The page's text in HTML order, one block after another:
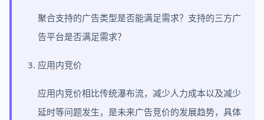
聚合支持的广告类型是否能满足需求？支持的三方广
告平台是否满足需求？
应用内竞价
应用内竞价相比传统瀑布流，减少人力成本以及减少
延时等问题发生，是未来广告竞价的发展趋势，具体